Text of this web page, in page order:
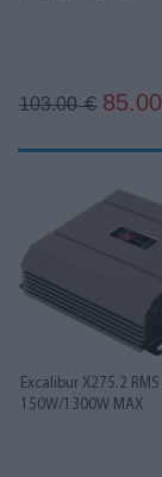
103.00€ 85.00
Excalibur X275.2 RMS
150W/1300W MAX